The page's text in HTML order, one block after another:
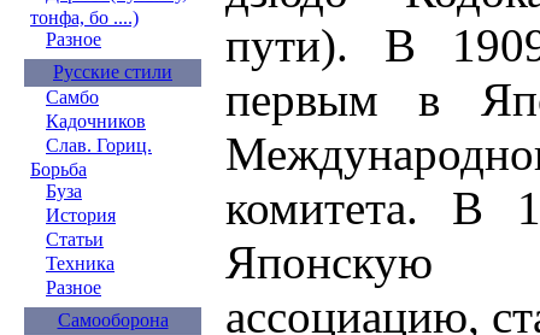
тонфа, бо ....)
Разное
Русские стили
Самбо
Кадочников
Слав. Гориц.
Борьба
Буза
История
Статьи
Техника
Разное
Самооборона
пути). В
первым в
комитета. В
ассоциацию,